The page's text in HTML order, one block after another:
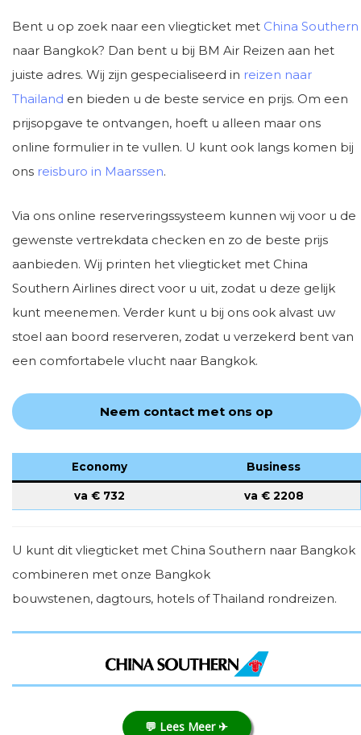
Bent u op zoek naar een vliegticket met China Southern
naar Bangkok? Dan bent u bij BM Air Reizen aan het
juiste adres. Wij zijn gespecialiseerd in reizen naar
Thailand en bieden u de beste service en prijs. Om een
prijsopgave te ontvangen, hoeft u alleen maar ons
online formulier in te vullen. U kunt ook langs komen bij
ons reisburo in Maarssen.
Via ons online reserveringssysteem kunnen wij voor u de
gewenste vertrekdata checken en zo de beste prijs
aanbieden. Wij printen het vliegticket met China
Southern Airlines direct voor u uit, zodat u deze gelijk
kunt meenemen. Verder kunt u bij ons ook alvast uw
stoel aan boord reserveren, zodat u verzekerd bent van
een comfortabele vlucht naar Bangkok.
Neem contact met ons op
Economy Business
va € 732 va € 2208
U kunt dit vliegticket met China Southern naar Bangkok
combineren met onze Bangkok
bouwstenen, dagtours, hotels of Thailand rondreizen.
💬 Lees Meer ✈